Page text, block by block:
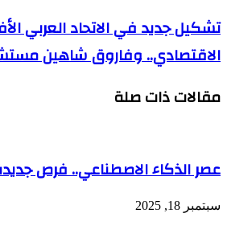
تشكيل جديد في الاتحاد العربي
الاقتصادي.. وفاروق شاهين
مقالات ذات صلة
عصر الذكاء الاصطناعي.. فرص
سبتمبر 18, 2025